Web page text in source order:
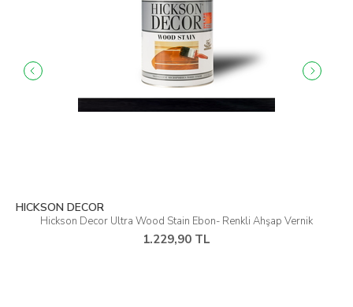
HICKSON DECOR
Hickson Decor Ultra Wood Stain Ebon- Renkli Ahşap Vernik
1.229,90 TL